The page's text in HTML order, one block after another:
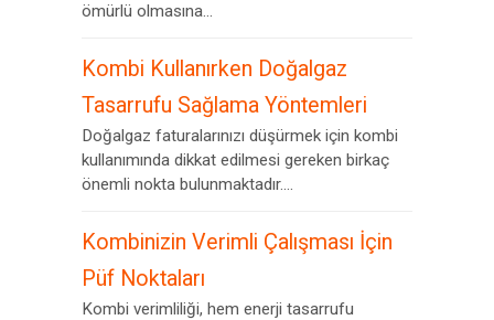
ömürlü olmasına...
Kombi Kullanırken Doğalgaz
Tasarrufu Sağlama Yöntemleri
Doğalgaz faturalarınızı düşürmek için kombi
kullanımında dikkat edilmesi gereken birkaç
önemli nokta bulunmaktadır....
Kombinizin Verimli Çalışması İçin
Püf Noktaları
Kombi verimliliği, hem enerji tasarrufu